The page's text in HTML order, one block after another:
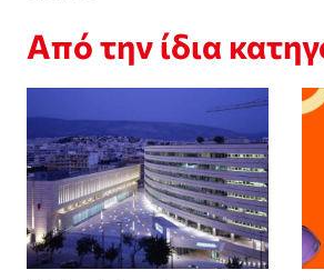
Από την ίδια